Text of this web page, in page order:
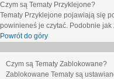
Czym są Tematy Przyklejone?
Tematy Przyklejone pojawiają się
powinieneś je czytać. Podobnie
Powrót do góry
Czym są Tematy Zablokowane?
Zablokowane Tematy są